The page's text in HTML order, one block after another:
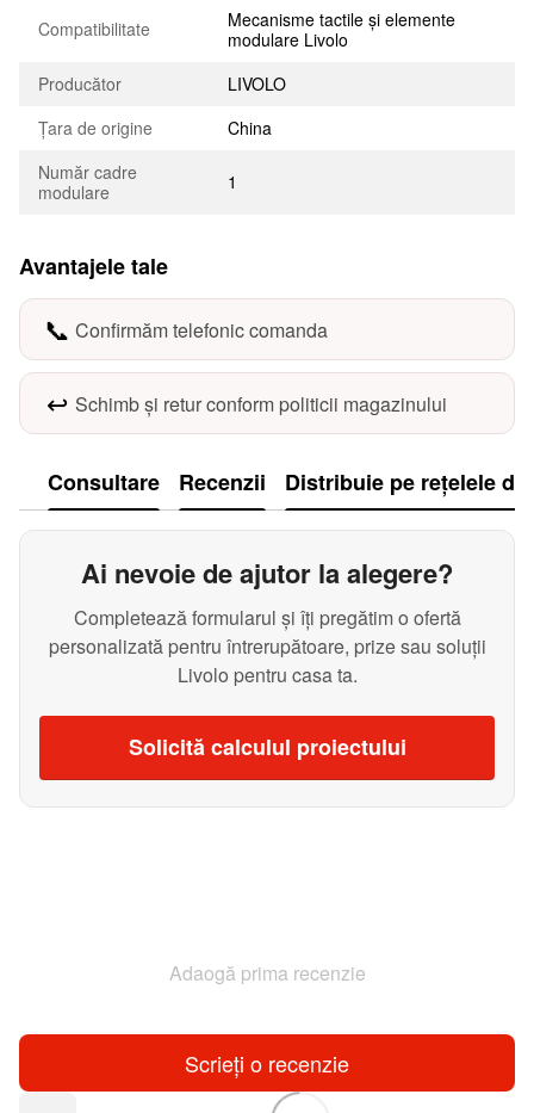
Compatibilitate
Mecanisme tactile și elemente
modulare Livolo
Producător
LIVOLO
Țara de origine
China
Număr cadre
modulare
1
Avantajele tale
📞 Confirmăm telefonic comanda
↩️ Schimb și retur conform politicii magazinului
Consultare Recenzii Distribuie pe rețelele
Ai nevoie de ajutor la alegere?
Completează formularul și îți pregătim o ofertă
personalizată pentru întrerupătoare, prize sau soluții
Livolo pentru casa ta.
Solicită calculul proiectului
Adaogă prima recenzie
Scrieți o recenzie